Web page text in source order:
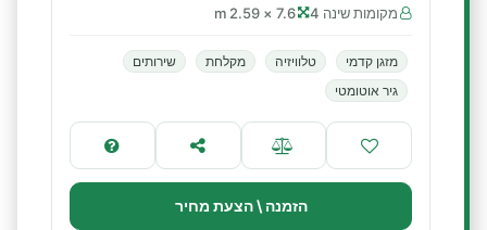
מקומות שינה 4 7.6 × 2.59 m
מזגן קדמי טלוויזיה מקלחת
שירותים
גיר אוטומטי
הזמנה \ הצעת מחיר